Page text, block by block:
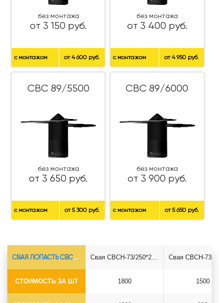
без монтажа
от 3 150 руб.
с монтажом от 4 600 руб.
без монтажа
от 3 400 руб.
с монтажом от 4 950 руб.
СВС 89/5500
без монтажа
от 3 650 руб.
с монтажом от 5 300 руб.
СВС 89/6000
без монтажа
от 3 900 руб.
с монтажом от 5 650 руб.
СВАЯ ЛОПАСТЬ СВСН-Ø73*5.5
СТОИМОСТЬ ЗА ШТ
Свая СВСН-73/250*2500
1800 1500